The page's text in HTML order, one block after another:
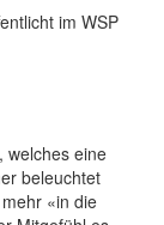
im WSP
welches eine
beleuchtet
«in die